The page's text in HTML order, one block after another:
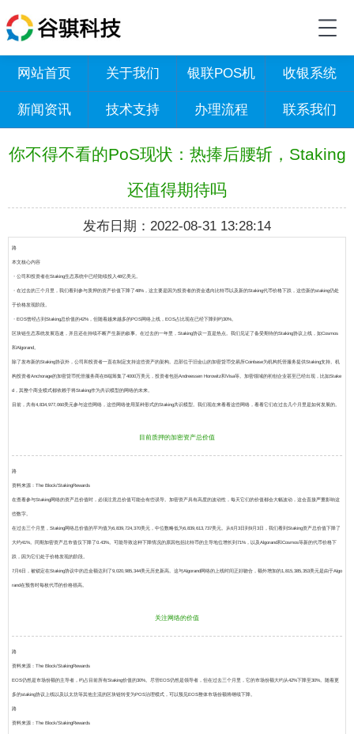
网站首页 关于我们 银联POS机 收银系统
新闻资讯 技术支持 办理流程 联系我们
你不得不看的PoS现状：热捧后腰斩，Staking
还值得期待吗
发布日期：2022-08-31 13:28:14
路
本文核心内容
・公司和投资者在Staking生态系统中已经陆续投入48亿美元。
・在过去的三个月里，我们看到参与质押的资产价值下降了48%，这主要是因为投资者的资金逃向比特币以及新的Staking代币价格下跌，这些新的staking仍处
于价格发现阶段。
・EOS曾经占到Staking总价值的42%，但随着越来越多的POS网络上线，EOS占比现在已经下降到约30%。
区块链生态系统发展迅速，并且还在持续不断产生新的叙事。在过去的一年里，Staking协议一直是热点。我们见证了备受期待的Staking协议上线，如Cosmos
和Algorand。
除了发布新的Staking协议外，公司和投资者一直在制定支持这些资产的架构。总部位于旧金山的加密货币交易所Coinbase为机构托管服务提供Staking支持。机
构投资者Anchorage的加密货币托管服务商在B端筹集了4000万美元，投资者包括Andreessen Horowitz和Visa等。加密领域的初创企业甚至已经出现，比如Stake
d，其整个商业模式都依赖于将Staking作为共识模型的网络的未来。
目前，共有4,834,977,060美元参与这些网络，这些网络使用某种形式的Staking共识模型。我们现在来看看这些网络，看看它们在过去几个月里是如何发展的。
目前质押的加密资产总价值
路
资料来源： The Block/StakingRewards
在查看参与Staking网络的资产总价值时，必须注意总价值可能会有些误导。加密资产具有高度的波动性，每天它们的价值都会大幅波动，这会直接严重影响这
些数字。
在过去三个月里，Staking网络总价值的平均值为6,839,724,370美元，中位数略低为6,839,613,737美元。从6月3日到9月3日，我们看到Staking资产总价值下降了
大约41%。同期加密资产总市值仅下降了0.43%。可能导致这种下降情况的原因包括比特币的主导地位增长到71%，以及Algorand和Cosmos等新的代币价格下
跌，因为它们处于价格发现的阶段。
7月6日，被锁定在Staking协议中的总金额达到了9,020,985,344美元历史新高。这与Algorand网络的上线时间正好吻合，额外增加的1,815,385,353美元是由于Algo
rand在预售时每枚代币的价格很高。
关注网络的价值
路
资料来源： The Block/StakingRewards
EOS仍然是市场份额的主导者，约占目前所有Staking价值的30%。 尽管EOS仍然是领导者，但在过去三个月里，它的市场份额大约从42%下降至30%。随着更
多的staking协议上线以及以太坊等其他主流的区块链转变为POS治理模式，可以预见EOS整体市场份额将继续下降。
路
资料来源： The Block/StakingRewards